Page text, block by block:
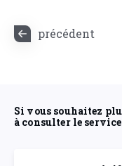
précédent
Si vous souhaitez
à consulter le